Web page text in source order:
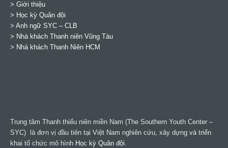
> Giới thiệu
> Học kỳ Quân đội
> Anh ngữ SYC – CLB
> Nhà khách Thanh niên Vũng Tàu
> Nhà khách Thanh Niên HCM
Trung tâm Thanh thiếu niên miền Nam (The Southern Youth Center –
SYC) là đơn vị đầu tiên tại Việt Nam nghiên cứu, xây dựng và triển
khai tổ chức mô hình Học kỳ Quân đội.